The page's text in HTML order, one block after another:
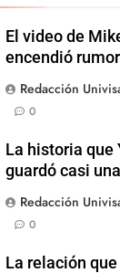
El video de
encendió
Redacción
0
La historia que
guardó casi
Redacción
0
La relación